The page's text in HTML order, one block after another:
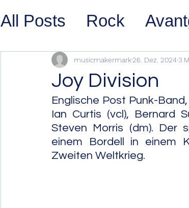
All Posts Rock
Prog Rock Post
Psychedelic/Space
Hard Rock Garage
Joy Division
musicmakermark26. Dez. 20243
Englische Post Punk-
Ian Curtis (vcl), Bernard
Steven Morris (dm). Der
einem Bordell in einem
Zweiten Weltkrieg.